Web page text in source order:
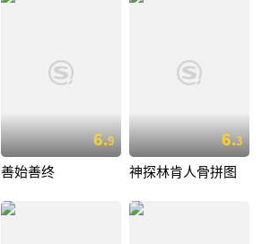
6.9
善始善终
6.3
神探林肯人骨拼图